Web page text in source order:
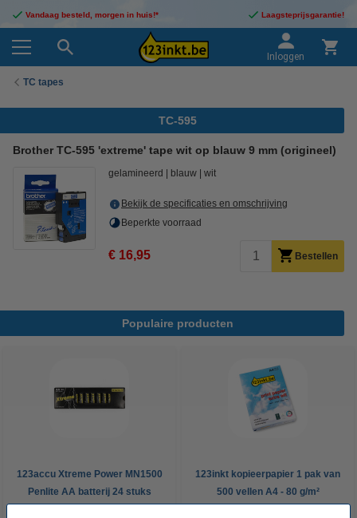
Vandaag besteld, morgen in huis!* Laagsteprijsgarantie!
Inloggen
TC tapes
TC-595
Brother TC-595 'extreme' tape wit op blauw 9 mm (origineel)
gelamineerd blauw wit
Bekijk de specificaties en omschrijving
Beperkte voorraad
€ 16,95 Bestellen
Populaire producten
123accu Xtreme Power MN1500
Penlite AA batterij 24 stuks
123inkt kopieerpapier 1 pak van
500 vellen A4 - 80 g/m²